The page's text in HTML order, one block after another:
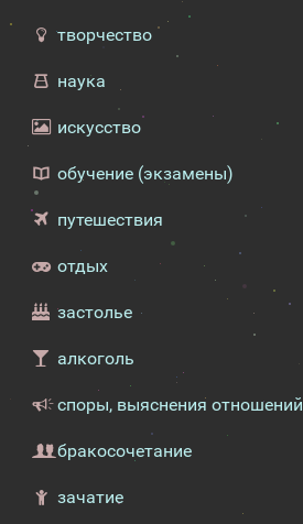
творчество
наука
искусство
обучение (экзамены)
путешествия
отдых
застолье
алкоголь
споры, выяснения отношений
бракосочетание
зачатие